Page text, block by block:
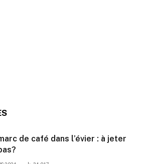
de café dans l’évier : à jeter